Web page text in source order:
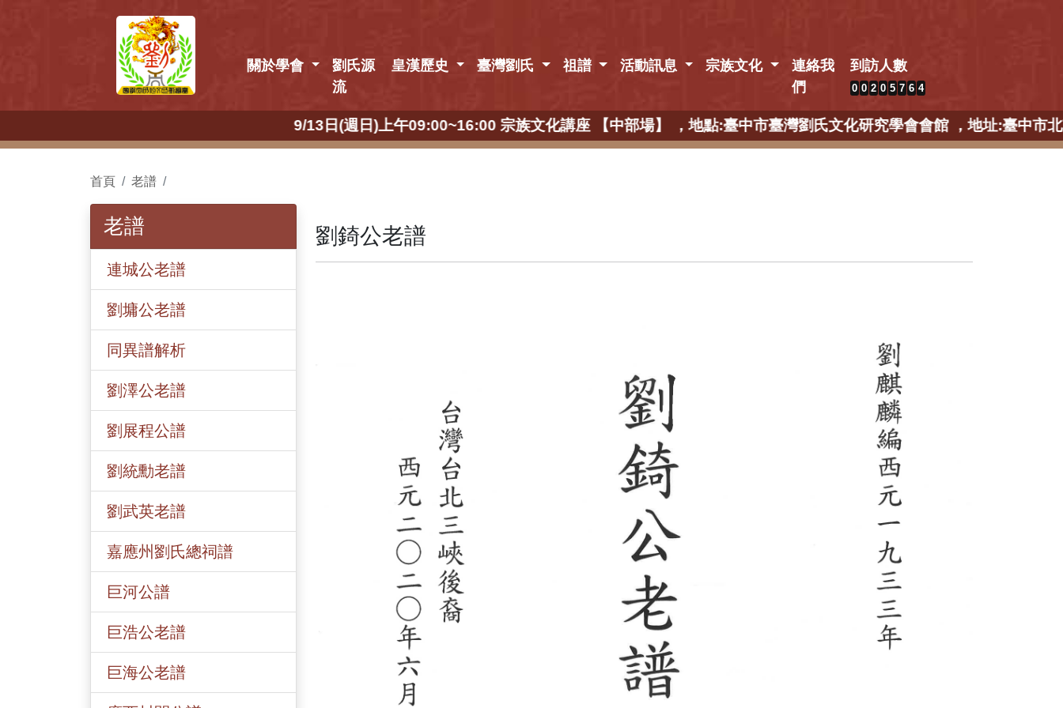
關於學會
劉氏源
流
皇漢歷史 臺灣劉氏 祖譜 活動訊息 宗族文化
連絡我
們
到訪人數
0 0 2 0 5 7 6 4
9/13日(週日)上午09:00~16:00 宗族文化講座 【中部場】 ，地點:臺中市臺灣劉氏文化研究學會會館 ，地址:臺中市北
首頁 老譜
老譜
連城公老譜
劉墉公老譜
同異譜解析
劉澤公老譜
劉展程公譜
劉統勳老譜
劉武英老譜
嘉應州劉氏總祠譜
巨河公譜
巨浩公老譜
巨海公老譜
劉錡公老譜